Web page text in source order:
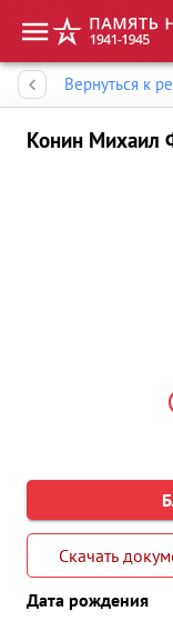
Вернуться к
Конин Михаил
Скачать
Дата рождения
Память народа